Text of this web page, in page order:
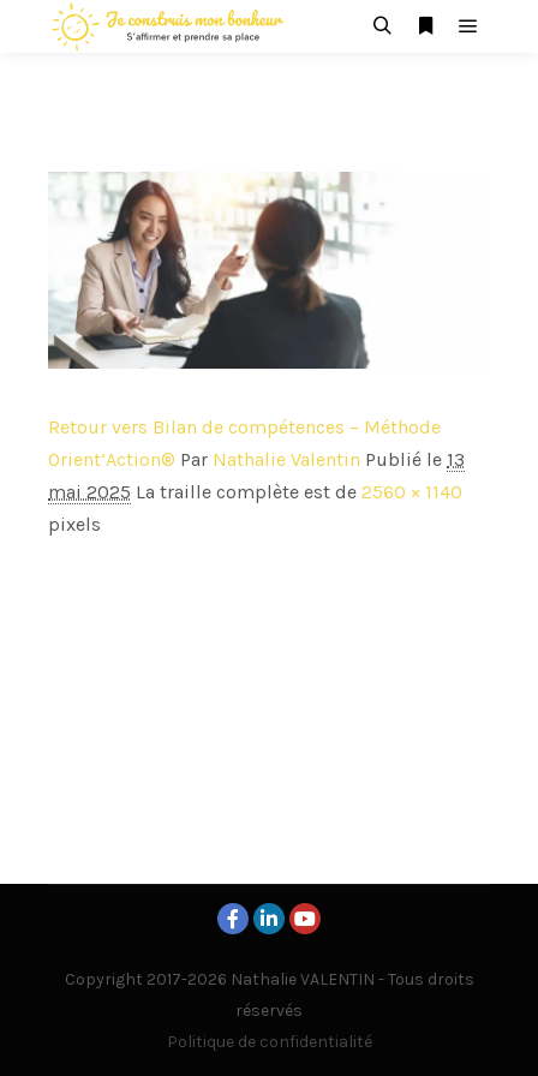
Retour vers Bilan de compétences – Méthode
Orient’Action® Par Nathalie Valentin Publié le 13
mai 2025 La traille complète est de 2560 × 1140
pixels
Copyright 2017-2026 Nathalie VALENTIN - Tous droits
réservés
Politique de confidentialité